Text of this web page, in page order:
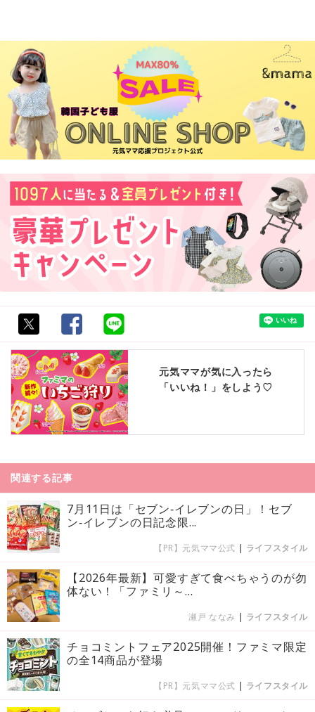
元気ママが気に入ったら
「いいね！」をしよう♡
関連する記事
7月11日は「セブン‐イレブンの日」！セブ
ン‐イレブンの日記念限...
【PR】元気ママ公式 ライフスタイル
【2026年最新】可愛すぎて食べちゃうのが勿
体ない！「ファミリ～...
瀬戸 ななみ ライフスタイル
チョコミントフェア2025開催！ファミマ限定
の全14商品が登場
【PR】元気ママ公式 ライフスタイル